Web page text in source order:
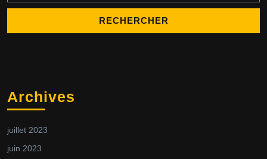
Archives
juillet 2023
juin 2023